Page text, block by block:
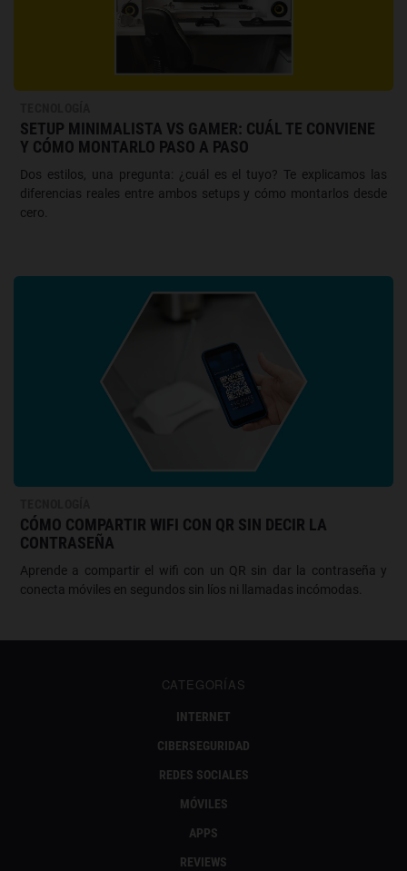
SETUP MINIMALISTA VS GAMER: CUÁL TE CONVIENE
Y CÓMO MONTARLO PASO A PASO
Dos estilos, una pregunta: ¿cuál es el tuyo? Te explicamos las
diferencias reales entre ambos setups y cómo montarlos desde
cero.
CÓMO COMPARTIR WIFI CON QR SIN DECIR LA
CONTRASEÑA
Aprende a compartir el wifi con un QR sin dar la contraseña y
conecta móviles en segundos sin líos ni llamadas incómodas.
CATEGORÍAS
INTERNET
CIBERSEGURIDAD
REDES SOCIALES
MÓVILES
APPS
REVIEWS